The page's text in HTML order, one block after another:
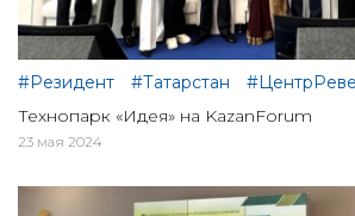
#Резидент #Татарстан
Технопарк «Идея» на KazanForum
23 мая 2024